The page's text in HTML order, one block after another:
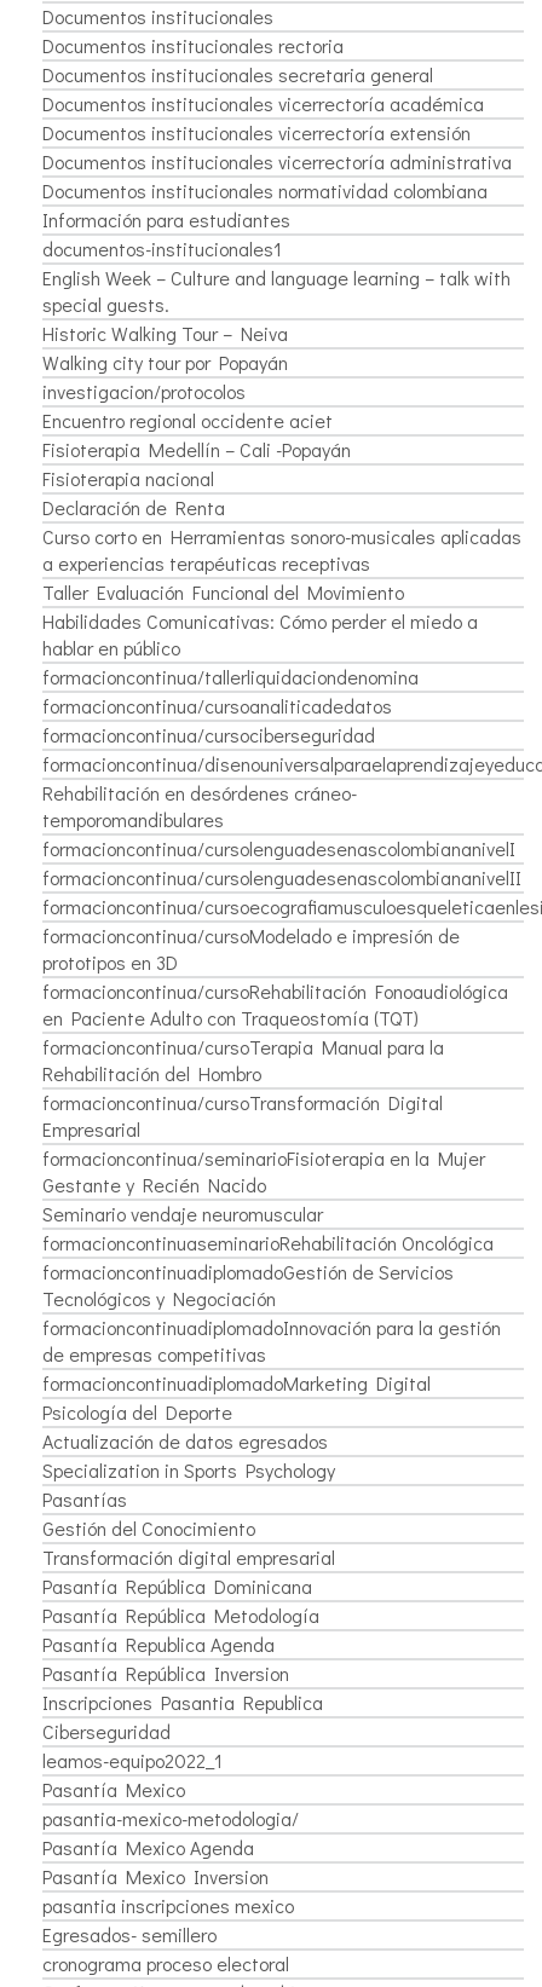
Documentos institucionales
Documentos institucionales rectoria
Documentos institucionales secretaria general
Documentos institucionales vicerrectoría académica
Documentos institucionales vicerrectoría extensión
Documentos institucionales vicerrectoría administrativa
Documentos institucionales normatividad colombiana
Información para estudiantes
documentos-institucionales1
English Week – Culture and language learning – talk with
special guests.
Historic Walking Tour – Neiva
Walking city tour por Popayán
investigacion/protocolos
Encuentro regional occidente aciet
Fisioterapia Medellín – Cali -Popayán
Fisioterapia nacional
Declaración de Renta
Curso corto en Herramientas sonoro-musicales aplicadas
a experiencias terapéuticas receptivas
Taller Evaluación Funcional del Movimiento
Habilidades Comunicativas: Cómo perder el miedo a
hablar en público
formacioncontinua/tallerliquidaciondenomina
formacioncontinua/cursoanaliticadedatos
formacioncontinua/cursociberseguridad
formacioncontinua/
Rehabilitación en desórdenes cráneo-
temporomandibulares
formacioncontinua/cursolenguadesenascolombiananivelI
formacioncontinua/cursolenguadesenascolombiananivelII
formacioncontinua/
formacioncontinua/cursoModelado e impresión de
prototipos en 3D
formacioncontinua/cursoRehabilitación Fonoaudiológica
en Paciente Adulto con Traqueostomía (TQT)
formacioncontinua/cursoTerapia Manual para la
Rehabilitación del Hombro
formacioncontinua/cursoTransformación Digital
Empresarial
formacioncontinua/seminarioFisioterapia en la Mujer
Gestante y Recién Nacido
Seminario vendaje neuromuscular
formacioncontinuaseminarioRehabilitación Oncológica
formacioncontinuadiplomadoGestión de Servicios
Tecnológicos y Negociación
formacioncontinuadiplomadoInnovación para la gestión
de empresas competitivas
formacioncontinuadiplomadoMarketing Digital
Psicología del Deporte
Actualización de datos egresados
Specialization in Sports Psychology
Pasantías
Gestión del Conocimiento
Transformación digital empresarial
Pasantía República Dominicana
Pasantía República Metodología
Pasantía Republica Agenda
Pasantía República Inversion
Inscripciones Pasantia Republica
Ciberseguridad
leamos-equipo2022_1
Pasantía Mexico
pasantia-mexico-metodologia/
Pasantía Mexico Agenda
Pasantía Mexico Inversion
pasantia inscripciones mexico
Egresados- semillero
cronograma proceso electoral